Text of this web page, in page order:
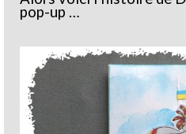
pop-up …